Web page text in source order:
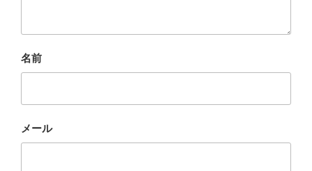
名前
メール